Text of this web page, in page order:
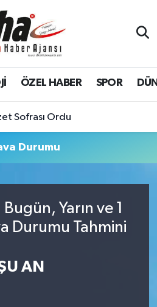
ÖZEL HABER SPOR
Sofrası Ordu
Durumu
Yarın ve 1
Durumu Tahmini
AN
Eczaneler